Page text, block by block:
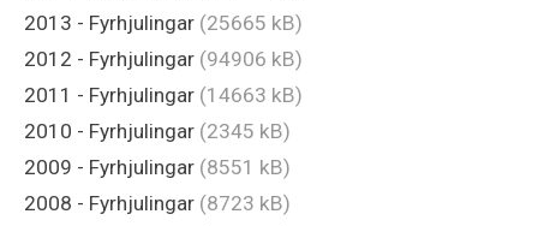
2013 - Fyrhjulingar (25665 kB)
2012 - Fyrhjulingar (94906 kB)
2011 - Fyrhjulingar (14663 kB)
2010 - Fyrhjulingar (2345 kB)
2009 - Fyrhjulingar (8551 kB)
2008 - Fyrhjulingar (8723 kB)